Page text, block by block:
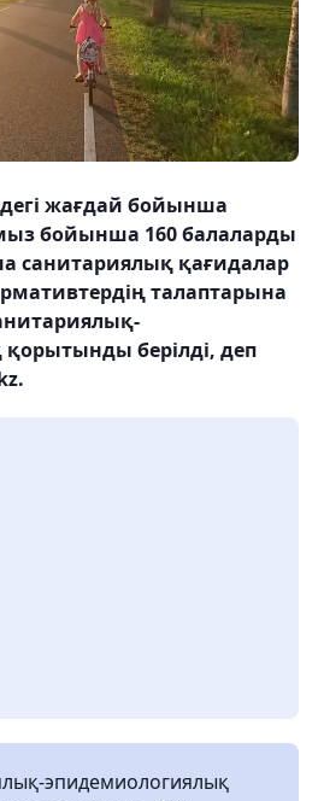
жағдай бойынша
бойынша 160 балаларды
санитариялық қағидалар
талаптарына
берілді, деп
эпидемиологиялық